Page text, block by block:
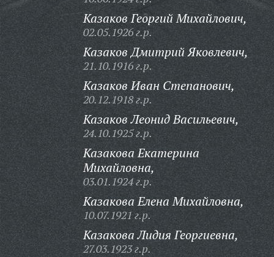
Казаков Георгий Михайлович,
02.05.1926 г.р.
Казаков Дмитрий Яковлевич,
21.10.1916 г.р.
Казаков Иван Степанович,
20.12.1918 г.р.
Казаков Леонид Васильевич,
24.10.1925 г.р.
Казакова Екатерина
Михайловна,
03.01.1924 г.р.
Казакова Елена Михайловна,
10.07.1921 г.р.
Казакова Лидия Георгиевна,
27.03.1923 г.р.